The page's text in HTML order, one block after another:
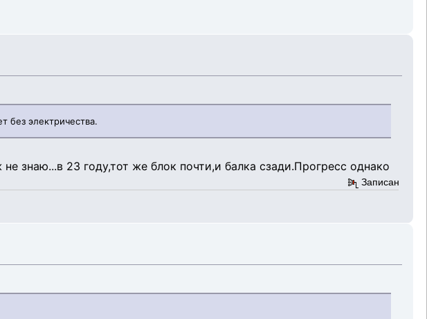
без электричества.
знаю...в 23 году,тот же блок почти,и балка сзади.Прогресс однако
Записан